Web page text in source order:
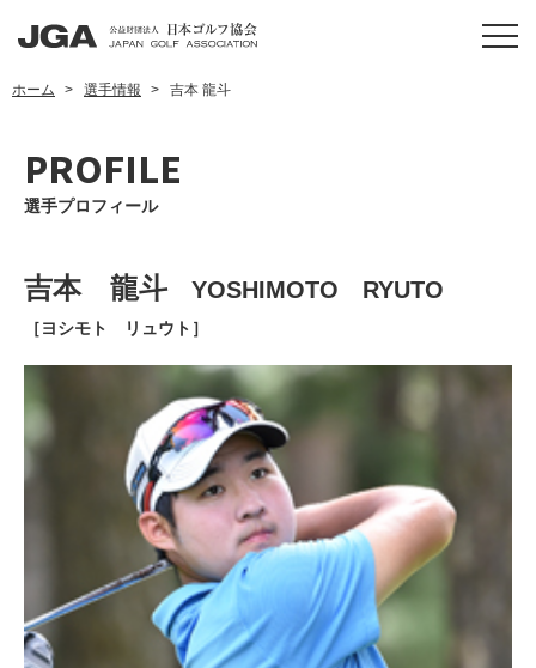
ホーム 選手情報 吉本 龍斗
PROFILE
選手プロフィール
吉本 龍斗 YOSHIMOTO RYUTO
［ヨシモト リュウト］